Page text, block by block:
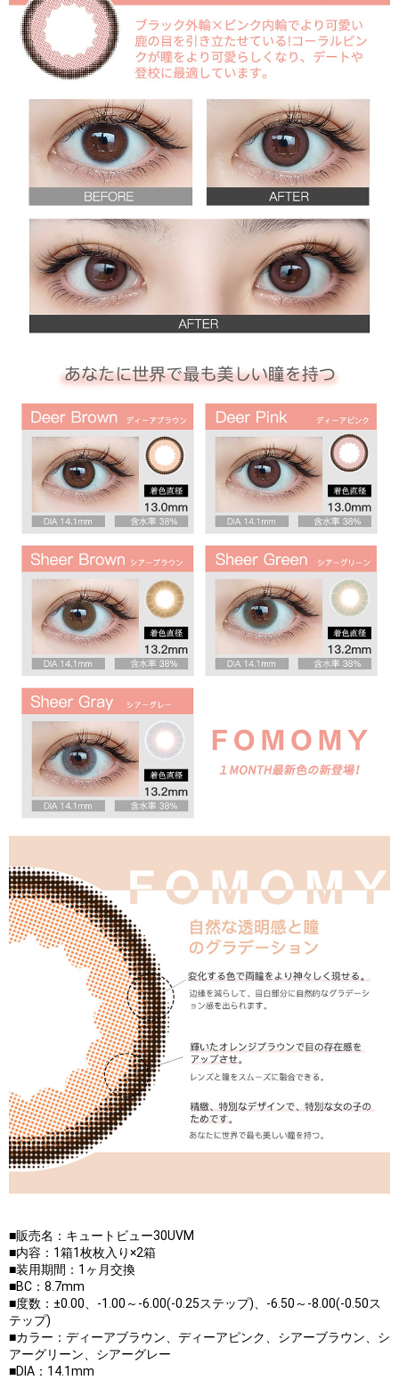
■販売名：キュートビュー30UVM
■内容：1箱1枚枚入り×2箱
■装用期間：1ヶ月交換
■BC：8.7mm
■度数：±0.00、-1.00～-6.00(-0.25ステップ)、-6.50～-8.00(-0.50ス
テップ)
■カラー：ディーアブラウン、ディーアピンク、シアーブラウン、シ
アーグリーン、シアーグレー
■DIA：14.1mm